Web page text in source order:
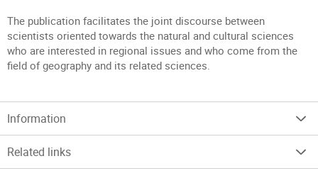
The publication facilitates the joint discourse between
scientists oriented towards the natural and cultural sciences
who are interested in regional issues and who come from the
field of geography and its related sciences.
Information
Related links